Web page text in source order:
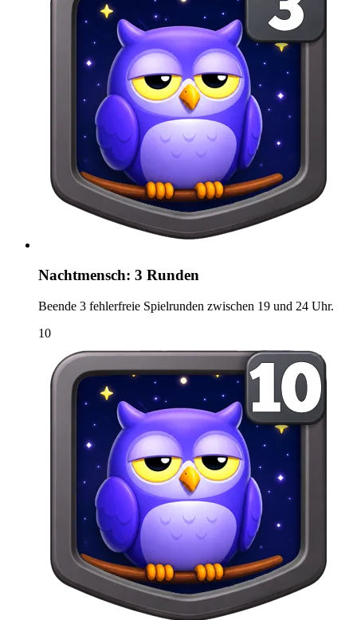
Nachtmensch: 3 Runden
Beende 3 fehlerfreie Spielrunden zwischen 19 und 24 Uhr.
10